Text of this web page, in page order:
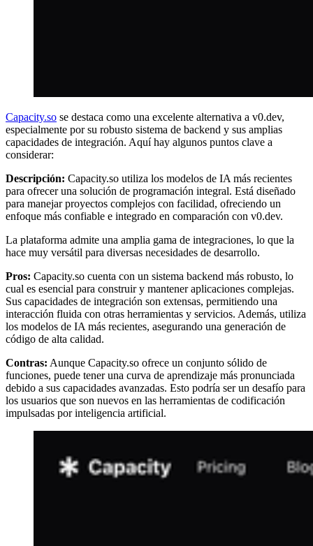
Capacity.so se destaca como una excelente alternativa a v0.dev,
especialmente por su robusto sistema de backend y sus amplias
capacidades de integración. Aquí hay algunos puntos clave a
considerar:
Descripción: Capacity.so utiliza los modelos de IA más recientes
para ofrecer una solución de programación integral. Está diseñado
para manejar proyectos complejos con facilidad, ofreciendo un
enfoque más confiable e integrado en comparación con v0.dev.
La plataforma admite una amplia gama de integraciones, lo que la
hace muy versátil para diversas necesidades de desarrollo.
Pros: Capacity.so cuenta con un sistema backend más robusto, lo
cual es esencial para construir y mantener aplicaciones complejas.
Sus capacidades de integración son extensas, permitiendo una
interacción fluida con otras herramientas y servicios. Además, utiliza
los modelos de IA más recientes, asegurando una generación de
código de alta calidad.
Contras: Aunque Capacity.so ofrece un conjunto sólido de
funciones, puede tener una curva de aprendizaje más pronunciada
debido a sus capacidades avanzadas. Esto podría ser un desafío para
los usuarios que son nuevos en las herramientas de codificación
impulsadas por inteligencia artificial.